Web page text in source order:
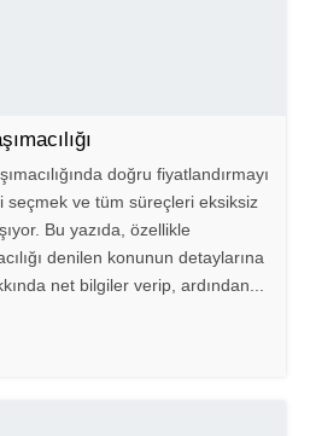
doğru fiyatlandırmayı
seçmek ve tüm süreçleri eksiksiz
Bu yazıda, özellikle
denilen konunun detaylarına
net bilgiler verip, ardından...